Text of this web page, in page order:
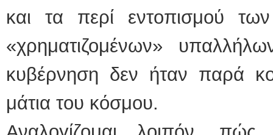
και τα περί εντοπισμού
«χρηματιζομένων»
κυβέρνηση δεν ήταν παρά
μάτια του κόσμου.